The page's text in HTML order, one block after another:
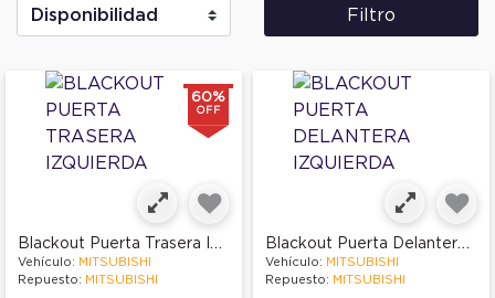
Filtro
60%
OFF
Blackout Puerta Trasera Izquierda
Vehículo: MITSUBISHI
Repuesto: MITSUBISHI
Blackout Puerta Delantera Izquierda
Vehículo: MITSUBISHI
Repuesto: MITSUBISHI